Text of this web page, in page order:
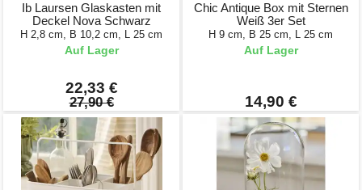
Ib Laursen Glaskasten mit
Deckel Nova Schwarz
H 2,8 cm, B 10,2 cm, L 25 cm
Auf Lager
22,33 €
27,90 €
Chic Antique Box mit Sternen
Weiß 3er Set
H 9 cm, B 25 cm, L 25 cm
Auf Lager
14,90 €